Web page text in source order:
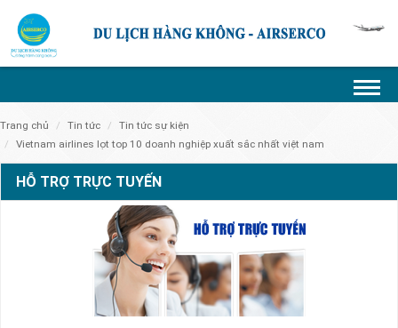
trang chủ tin tức
tin tức sự kiện
vietnam airlines lọt top 10 doanh nghiệp xuất sắc nhất việt nam
HỖ TRỢ TRỰC TUYẾN